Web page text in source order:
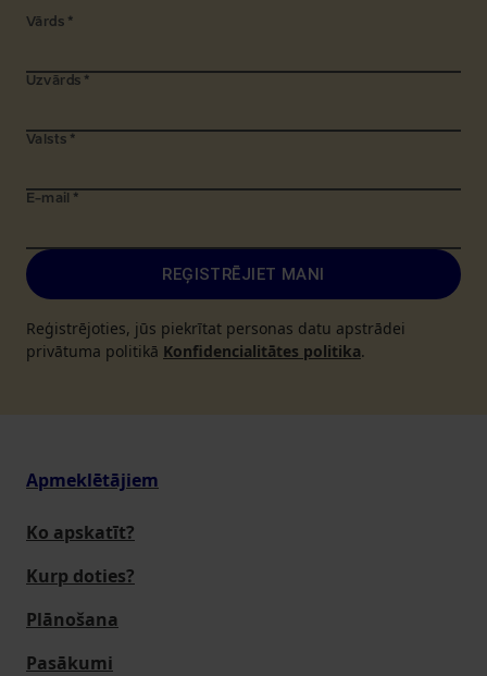
Vārds *
Uzvārds *
Valsts *
E-mail *
REĢISTRĒJIET MANI
Reģistrējoties, jūs piekrītat personas datu apstrādei
privātuma politikā Konfidencialitātes politika.
Apmeklētājiem
Ko apskatīt?
Kurp doties?
Plānošana
Pasākumi